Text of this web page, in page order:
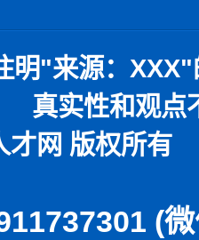
明"来源： XXX"
真实性和观点
权所有 本网
(